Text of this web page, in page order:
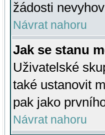
žádosti
Návrat nahoru
Jak se stanu
Uživatelské
také ustanovit
pak jako
Návrat nahoru